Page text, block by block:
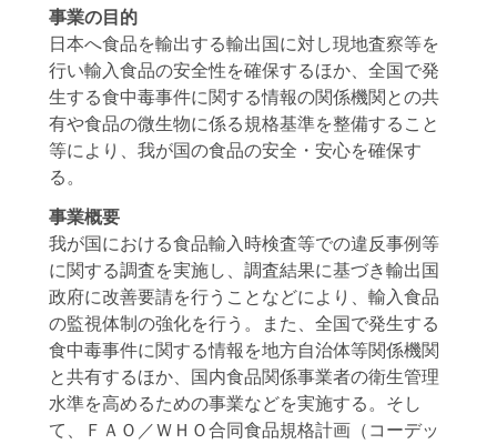
事業の目的
日本へ食品を輸出する輸出国に対し現地査察等を
行い輸入食品の安全性を確保するほか、全国で発
生する食中毒事件に関する情報の関係機関との共
有や食品の微生物に係る規格基準を整備すること
等により、我が国の食品の安全・安心を確保す
る。
事業概要
我が国における食品輸入時検査等での違反事例等
に関する調査を実施し、調査結果に基づき輸出国
政府に改善要請を行うことなどにより、輸入食品
の監視体制の強化を行う。また、全国で発生する
食中毒事件に関する情報を地方自治体等関係機関
と共有するほか、国内食品関係事業者の衛生管理
水準を高めるための事業などを実施する。そし
て、ＦＡＯ／ＷＨＯ合同食品規格計画（コーデッ